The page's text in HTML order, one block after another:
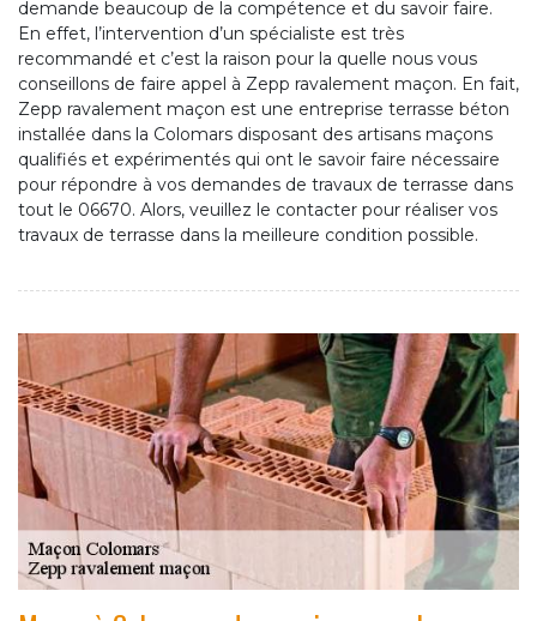
demande beaucoup de la compétence et du savoir faire.
En effet, l’intervention d’un spécialiste est très
recommandé et c’est la raison pour la quelle nous vous
conseillons de faire appel à Zepp ravalement maçon. En fait,
Zepp ravalement maçon est une entreprise terrasse béton
installée dans la Colomars disposant des artisans maçons
qualifiés et expérimentés qui ont le savoir faire nécessaire
pour répondre à vos demandes de travaux de terrasse dans
tout le 06670. Alors, veuillez le contacter pour réaliser vos
travaux de terrasse dans la meilleure condition possible.